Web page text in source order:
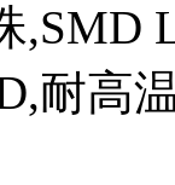
,SMD
耐